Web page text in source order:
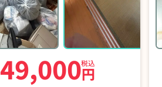
49,000円
税込